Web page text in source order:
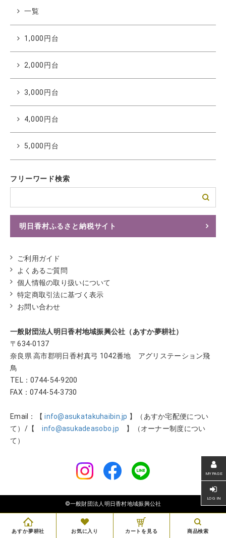
あすか夢耕社 お気に入り カートを見る 商品検索
一覧
1,000円台
2,000円台
3,000円台
4,000円台
5,000円台
フリーワード検索
明日香村ふるさと納税サイト
ご利用ガイド
よくあるご質問
個人情報の取り扱いについて
特定商取引法に基づく表示
お問い合わせ
一般財団法人明日香村地域振興公社（あすか夢耕社）
〒634-0137
奈良県 高市郡明日香村真弓 1042番地 アグリステーション飛
鳥
TEL：0744-54-9200
FAX：0744-54-3730
Email：【info@asukatakuhaibin.jp 】（あすか宅配便につい
て）/【info@asukadeasobo.jp 】（オーナー制度につい
て）
©一般財団法人明日香村地域振興公社